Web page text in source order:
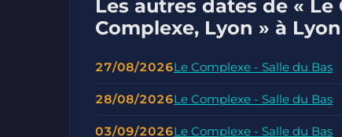
Les autres dates de «
Complexe, Lyon » à Lyon
27/08/2026Le Complexe - Salle du Bas
28/08/2026Le Complexe - Salle du Bas
03/09/2026Le Complexe - Salle du Bas